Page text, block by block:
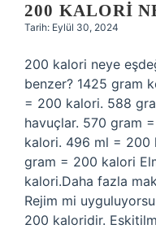
200 KALORI
Tarih: Eylül 30, 2024
200 kalori neye
benzer? 1425 gram
= 200 kalori. 588
havuçlar. 570 gram
kalori. 496 ml = 200
gram = 200 kalori
kalori.Daha fazla
Rejim mi
200 kaloridir.